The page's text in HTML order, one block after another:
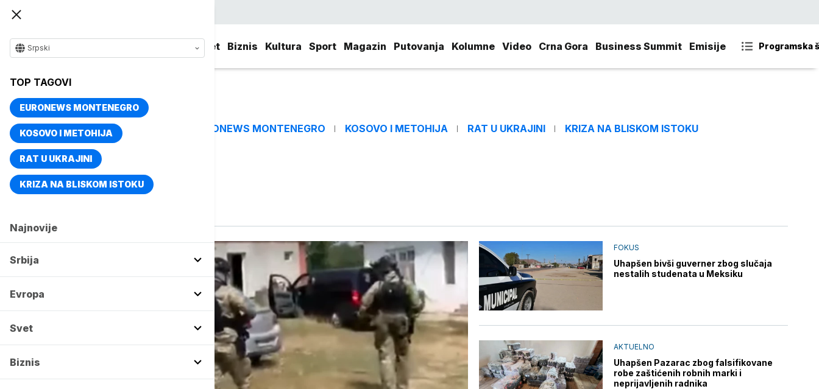
Svet Biznis Kultura Sport Magazin Putovanja Kolumne Video Crna Gora Business Summit Emisije Programska
Srpski
TOP TAGOVI
EURONEWS MONTENEGRO
KOSOVO I METOHIJA
RAT U UKRAJINI
KRIZA NA BLISKOM ISTOKU
Najnovije
Srbija
Evropa
Svet
Biznis
TOP TAGOVI EURONEWS MONTENEGRO KOSOVO I METOHIJA RAT U UKRAJINI KRIZA NA BLISKOM ISTOKU
Vise o temi
Hapšenje
FOKUS
Uhapšen bivši guverner zbog slučaja
nestalih studenata u Meksiku
AKTUELNO
Uhapšen Pazarac zbog falsifikovane
robe zaštićenih robnih marki i
neprijavljenih radnika